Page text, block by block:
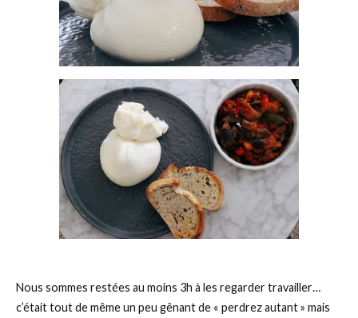
Nous sommes restées au moins 3h à les regarder travailler…
c’était tout de même un peu gênant de « perdrez autant » mais